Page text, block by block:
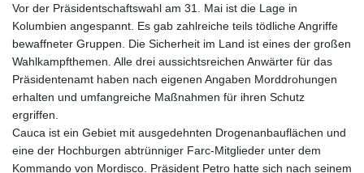
IMP 0.742819
INR 95.281598
IQD
1309.701703
IRR
1374850.000022
JEP 0.742819
JMD 158.474679
Vor der Präsidentschaftswahl am 31. Mai ist die Lage in
Kolumbien angespannt. Es gab zahlreiche teils tödliche Angriffe
bewaffneter Gruppen. Die Sicherheit im Land ist eines der großen
Wahlkampfthemen. Alle drei aussichtsreichen Anwärter für das
Präsidentenamt haben nach eigenen Angaben Morddrohungen
erhalten und umfangreiche Maßnahmen für ihren Schutz
ergriffen.
Cauca ist ein Gebiet mit ausgedehnten Drogenanbauflächen und
eine der Hochburgen abtrünniger Farc-Mitglieder unter dem
Kommando von Mordisco. Präsident Petro hatte sich nach seinem